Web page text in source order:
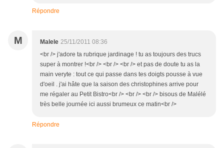
Répondre
M Malele 25/11/2011 08:36
<br /> j'adore ta rubrique jardinage ! tu as toujours des trucs
super à montrer !<br /> <br /> <br /> et pas de doute tu as la
main veryte : tout ce qui passe dans tes doigts pousse à vue
d'oeil . j'ai hâte que la saison des christophines arrive pour
me régaler au Petit Bistro<br /> <br /> <br /> bisous de Malélé
très belle journée ici aussi brumeux ce matin<br />
Répondre